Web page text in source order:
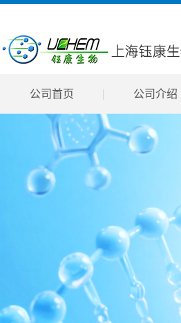
公司首页 公司介绍